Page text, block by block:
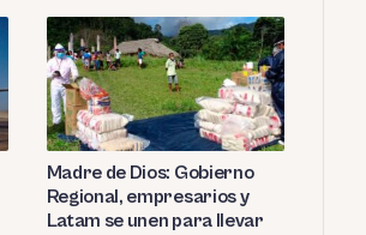
Madre de Dios: Gobierno
Regional, empresarios y
Latam se unen para llevar